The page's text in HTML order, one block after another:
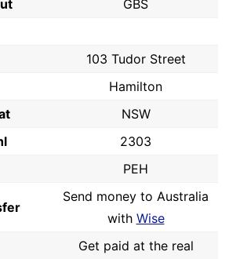
GBS
103 Tudor Street
Hamilton
NSW
2303
PEH
Send money to Australia
with Wise
Get paid at the real